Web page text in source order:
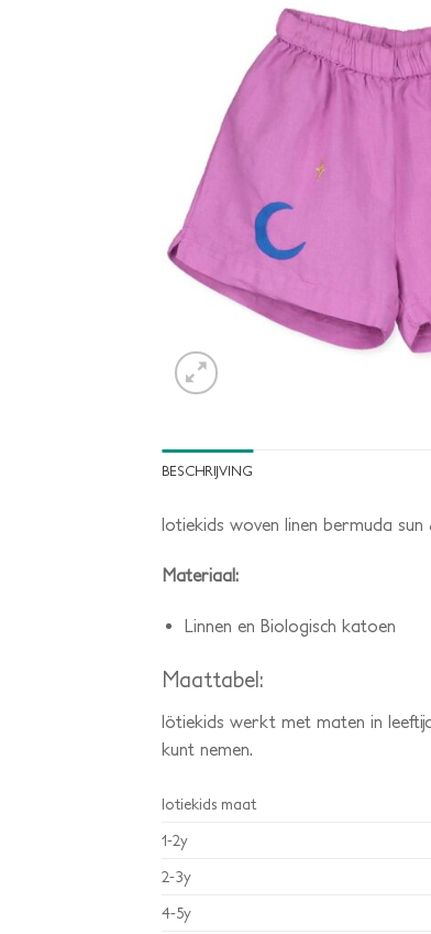
BESCHRIJVING
lotiekids woven linen bermuda
Materiaal:
Linnen en Biologisch katoen
Maattabel:
lötiekids werkt met maten in
kunt nemen.
lotiekids maat
1-2y
2-3y
4-5y